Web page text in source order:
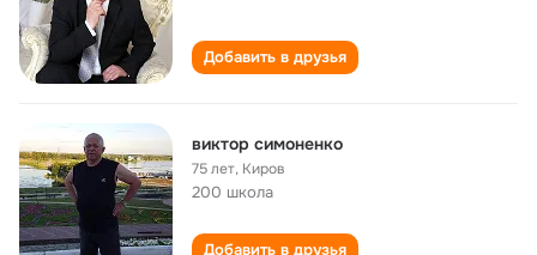
Добавить в друзья
виктор симоненко
75 лет, Киров
200 школа
Добавить в друзья